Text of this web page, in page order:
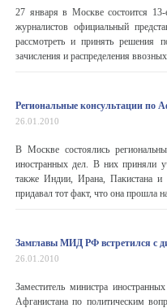
27 января в Москве состоится
журналистов официальный
рассмотреть и принять решения
зачисления и распределения
Региональные консультации по
26.01.2010
В Москве состоялись
иностранных дел. В них приняли
также Индии, Ирана, Пакистана и
придавал тот факт, что она прошла
Замглавы МИД РФ встретился с
26.01.2010
Заместитель министра
Афганистана по политическим